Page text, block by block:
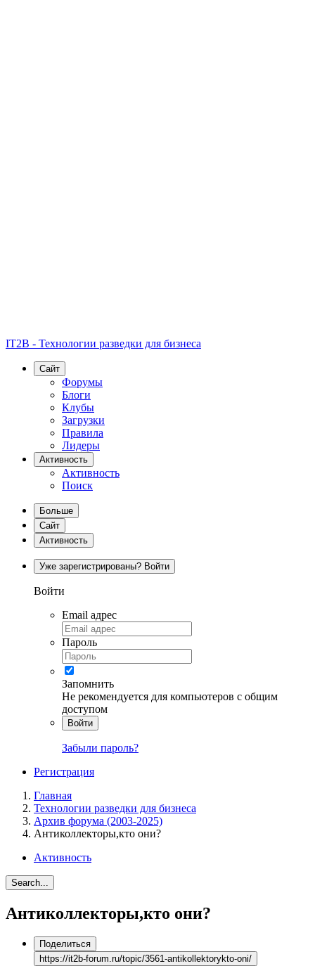
IT2B - Технологии разведки для бизнеса
Сайт
Форумы
Блоги
Клубы
Загрузки
Правила
Лидеры
Активность
Активность
Поиск
Больше
Сайт
Активность
Уже зарегистрированы? Войти
Войти
Email адрес
Пароль
Запомнить
Не рекомендуется для компьютеров с общим
доступом
Войти
Забыли пароль?
Регистрация
Главная
Технологии разведки для бизнеса
Архив форума (2003-2025)
Антиколлекторы,кто они?
Активность
Search...
Антиколлекторы,кто они?
Поделиться
https://it2b-forum.ru/topic/3561-antikollektorykto-oni/